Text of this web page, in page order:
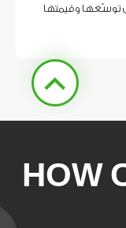
توسّعها وقيمتها
HOW